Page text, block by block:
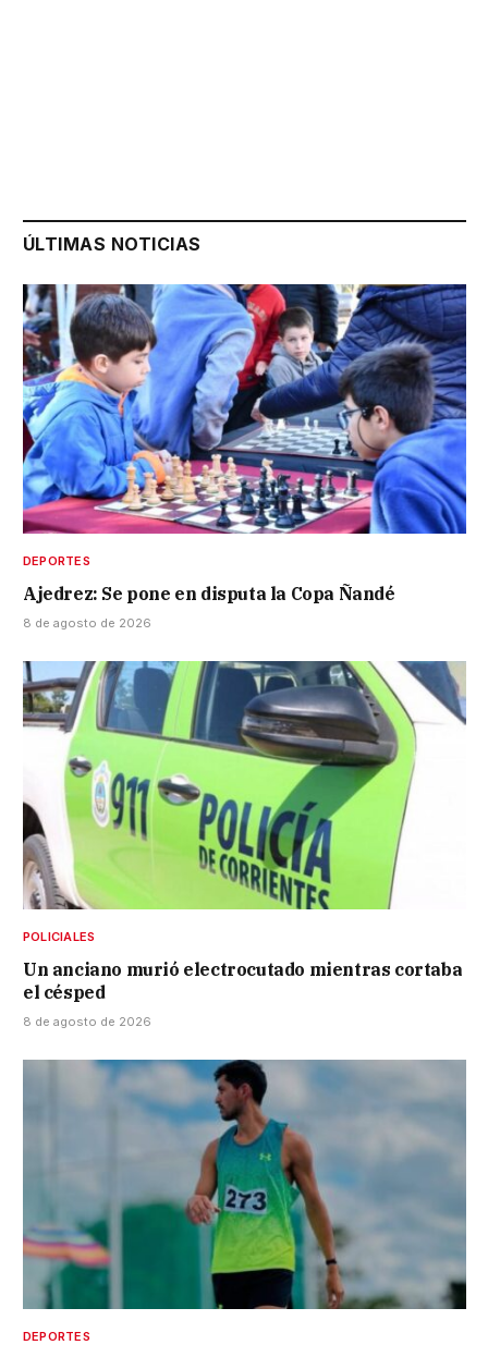
ÚLTIMAS NOTICIAS
DEPORTES
Ajedrez: Se pone en disputa la Copa Ñandé
8 de agosto de 2026
POLICIALES
Un anciano murió electrocutado mientras cortaba
el césped
8 de agosto de 2026
DEPORTES